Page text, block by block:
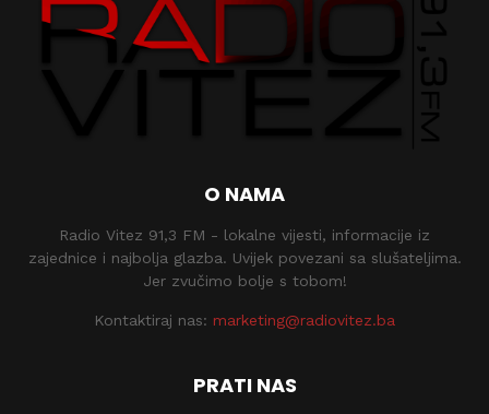
O NAMA
Radio Vitez 91,3 FM - lokalne vijesti, informacije iz
zajednice i najbolja glazba. Uvijek povezani sa slušateljima.
Jer zvučimo bolje s tobom!
Kontaktiraj nas: marketing@radiovitez.ba
PRATI NAS